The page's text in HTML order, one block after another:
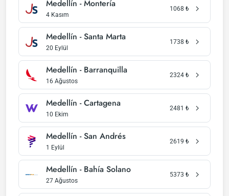
Medellín - Montería
4 Kasım
1068 ₺
Medellín - Santa Marta
20 Eylül
1738 ₺
Medellín - Barranquilla
16 Ağustos
2324 ₺
Medellín - Cartagena
10 Ekim
2481 ₺
Medellín - San Andrés
1 Eylül
2619 ₺
Medellín - Bahía Solano
27 Ağustos
5373 ₺